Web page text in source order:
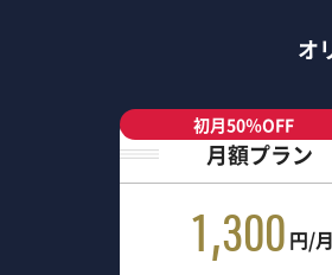
オ
初月50％OFF
月額プラン
1,300 円/月